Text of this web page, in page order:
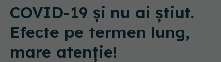
COVID-19 și nu ai știut.
Efecte pe termen lung,
mare atenție!